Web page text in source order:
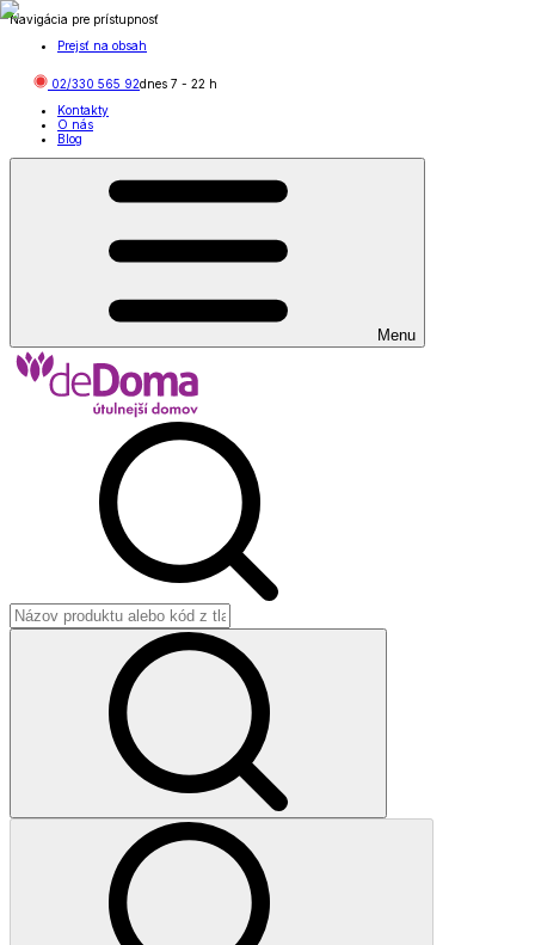
Navigácia pre prístupnosť
Prejsť na obsah
02/330 565 92dnes 7 - 22 h
Kontakty
O nás
Blog
Menu